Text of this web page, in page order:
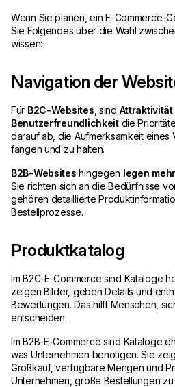
Wenn Sie planen, ein E-Commerce-
Sie Folgendes über die Wahl
wissen:
Navigation der
Für B2C-Websites , sind Attraktivität
Benutzerfreundlichkeitdie
darauf ab, die Aufmerksamkeit eines
fangen und zu halten.
B2B-Websites hingegen legen
Sie richten sich an die Bedürfnisse
gehören detaillierte
Bestellprozesse.
Produktkatalog
Im B2C-E-Commerce sind Kataloge
zeigen Bilder, geben Details und
Bewertungen. Das hilft Menschen,
entscheiden.
Im B2B-E-Commerce sind Kataloge
was Unternehmen benötigen. Sie
Großkauf, verfügbare Mengen und
Unternehmen, große Bestellungen zu